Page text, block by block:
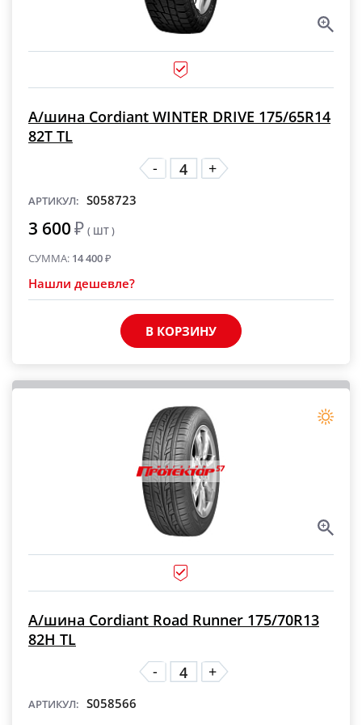
А/шина Cordiant WINTER DRIVE 175/65R14
82T TL
-
+
АРТИКУЛ: S058723
3 600₽ ( ШТ )
СУММА: 14 400₽
Нашли дешевле?
В КОРЗИНУ
А/шина Cordiant Road Runner 175/70R13
82H TL
-
+
АРТИКУЛ: S058566